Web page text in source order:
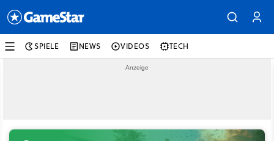
SPIELE NEWS VIDEOS TECH